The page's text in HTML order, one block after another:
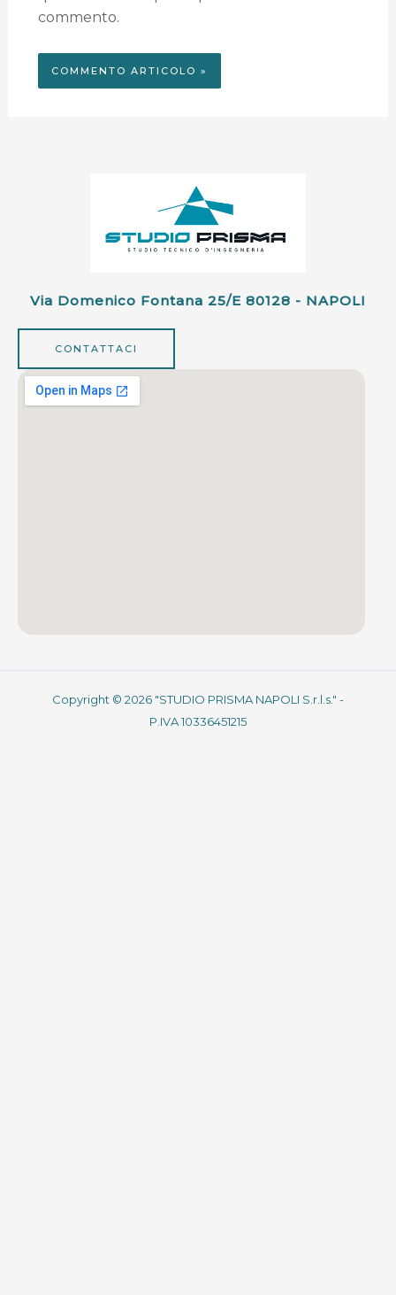
commento.
Via Domenico Fontana 25/e 80128 - NAPOLI
CONTATTACI
Copyright © 2026 "STUDIO PRISMA NAPOLI S.r.l.s." -
P.IVA 10336451215